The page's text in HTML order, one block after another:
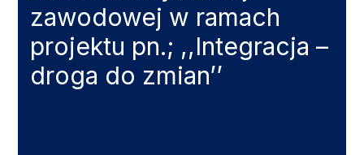
zawodowej w ramach
projektu pn.; ,,Integracja –
droga do zmian’’